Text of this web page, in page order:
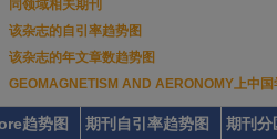
同领域相关期刊
该杂志的自引率趋势图
该杂志的年文章数趋势图
GEOMAGNETISM AND AERONOMY上中
趋势图 期刊自引率趋势图
期刊分